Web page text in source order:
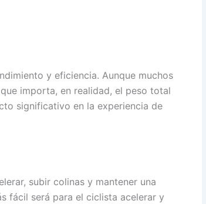
y eficiencia. Aunque muchos
importa, en realidad, el peso total
significativo en la experiencia de
subir colinas y mantener una
fácil será para el ciclista acelerar y